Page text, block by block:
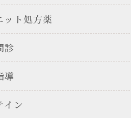
ット処方薬
診
導
イン